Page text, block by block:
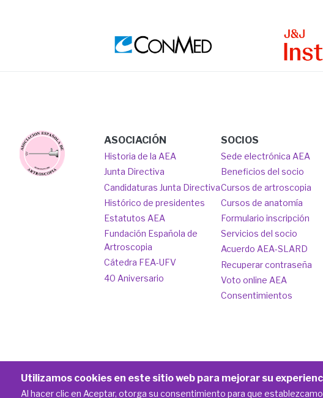
Image Image
Image
Main
navigation
ASOCIACIÓN
Historia de la AEA
Junta Directiva
Candidaturas Junta Directiva
Histórico de presidentes
Estatutos AEA
Fundación Española de
Artroscopia
Cátedra FEA-UFV
40 Aniversario
SOCIOS
Sede electrónica AEA
Beneficios del socio
Cursos de artroscopia
Cursos de anatomía
Formulario inscripción
Servicios del socio
Acuerdo AEA-SLARD
Recuperar contraseña
Voto online AEA
Consentimientos
Copyright AEA 2020-2026 Footer
Política de privacidad Aviso legal
Utilizamos cookies en este sitio web para mejorar su
Al hacer clic en Aceptar, otorga su consentimiento para que